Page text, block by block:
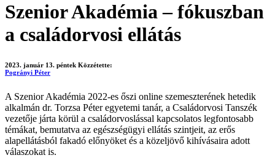
Szenior Akadémia – fókuszban
a családorvosi ellátás
2023. január 13. péntek Közzétette:
Pogrányi Péter
A Szenior Akadémia 2022-es őszi online szemeszterének hetedik
alkalmán dr. Torzsa Péter egyetemi tanár, a Családorvosi Tanszék
vezetője járta körül a családorvoslással kapcsolatos legfontosabb
témákat, bemutatva az egészségügyi ellátás szintjeit, az erős
alapellátásból fakadó előnyöket és a közeljövő kihívásaira adott
válaszokat is.